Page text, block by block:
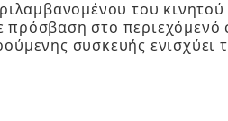
του κινητού
πρόσβαση στο
συσκευής ενισχύει